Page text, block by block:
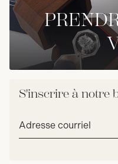
S'inscrire à notre
Adresse
courriel*